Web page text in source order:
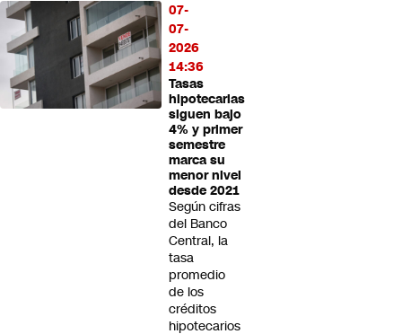
07-
07-
2026
14:36
Tasas
hipotecarias
siguen bajo
4% y primer
semestre
marca su
menor nivel
desde 2021
Según cifras
del Banco
Central, la
tasa
promedio
de los
créditos
hipotecarios